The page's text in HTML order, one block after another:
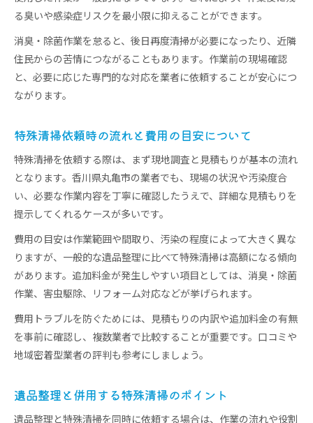
る臭いや感染症リスクを最小限に抑えることができます。
消臭・除菌作業を怠ると、後日再度清掃が必要になったり、近隣
住民からの苦情につながることもあります。作業前の現場確認
と、必要に応じた専門的な対応を業者に依頼することが安心につ
ながります。
特殊清掃依頼時の流れと費用の目安について
特殊清掃を依頼する際は、まず現地調査と見積もりが基本の流れ
となります。香川県丸亀市の業者でも、現場の状況や汚染度合
い、必要な作業内容を丁寧に確認したうえで、詳細な見積もりを
提示してくれるケースが多いです。
費用の目安は作業範囲や間取り、汚染の程度によって大きく異な
りますが、一般的な遺品整理に比べて特殊清掃は高額になる傾向
があります。追加料金が発生しやすい項目としては、消臭・除菌
作業、害虫駆除、リフォーム対応などが挙げられます。
費用トラブルを防ぐためには、見積もりの内訳や追加料金の有無
を事前に確認し、複数業者で比較することが重要です。口コミや
地域密着型業者の評判も参考にしましょう。
遺品整理と併用する特殊清掃のポイント